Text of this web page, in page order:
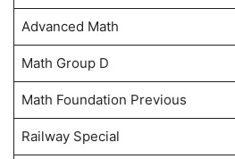
Advanced Math
Math Group D
Math Foundation Previous
Railway Special